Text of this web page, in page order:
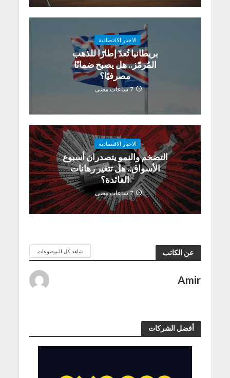
الاخبار الاقتصادية
بريطانيا تُعدّ إطارًا للذهب
المُرمّز.. هل يصبح ضمانًا
مصرفيًا؟
7 ساعات مضى
الاخبار الاقتصادية
التضخم والنمو يتصدران أسبوع
الأسواق.. هل تتغير رهانات
الفائدة؟
7 ساعات مضى
عن الكاتب شاهد كل الموضوعات
Amir
أفضل الشركات